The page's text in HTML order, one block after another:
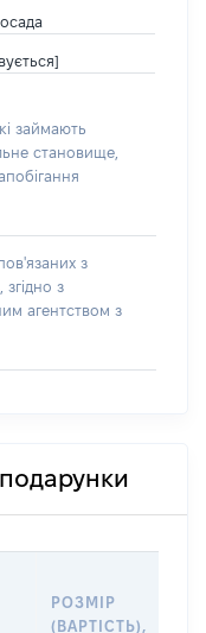
займають
становище,
з
з
агентством з
РОЗМІР
(ВАРТІСТЬ),